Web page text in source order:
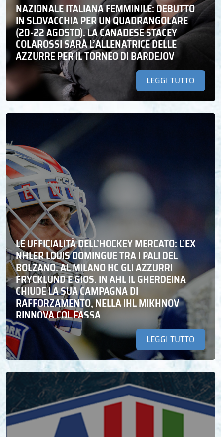
NAZIONALE ITALIANA FEMMINILE: DEBUTTO
IN SLOVACCHIA PER UN QUADRANGOLARE
(20-22 AGOSTO). LA CANADESE STACEY
COLAROSSI SARÀ L’ALLENATRICE DELLE
AZZURRE PER IL TORNEO DI BARDEJOV
LEGGI TUTTO
LE UFFICIALITÀ DELL’HOCKEY MERCATO: L’EX
NHLER LOUIS DOMINGUE TRA I PALI DEL
BOLZANO. AL MILANO HC GLI AZZURRI
FRYCKLUND E GIOS. IN AHL IL GHERDEINA
CHIUDE LA SUA CAMPAGNA DI
RAFFORZAMENTO, NELLA IHL MIKHNOV
RINNOVA COL FASSA
LEGGI TUTTO